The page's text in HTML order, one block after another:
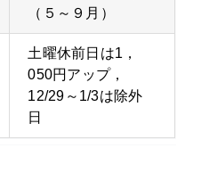
（５～９月）
土曜休前日は1，
050円アップ，
12/29～1/3は除外
日